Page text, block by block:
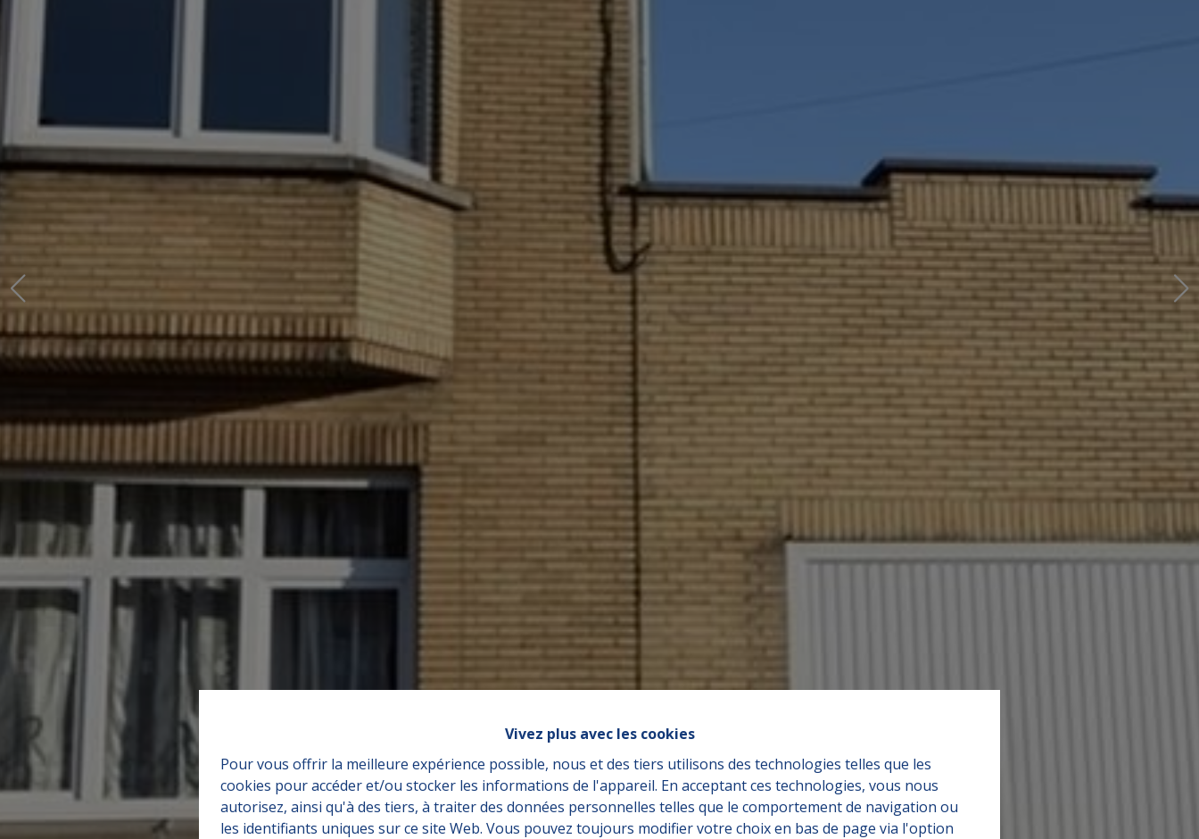
Vivez plus avec les cookies
Pour vous offrir la meilleure expérience possible, nous et des tiers utilisons des technologies telles que les
cookies pour accéder et/ou stocker les informations de l'appareil. En acceptant ces technologies, vous nous
autorisez, ainsi qu'à des tiers, à traiter des données personnelles telles que le comportement de navigation ou
les identifiants uniques sur ce site Web. Vous pouvez toujours modifier votre choix en bas de page via l'option